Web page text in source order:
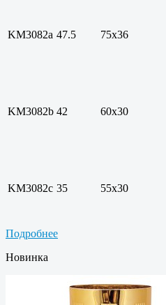
KM3082a 47.5 75х36
KM3082b 42 60х30
KM3082c 35 55х30
Подробнее
Новинка